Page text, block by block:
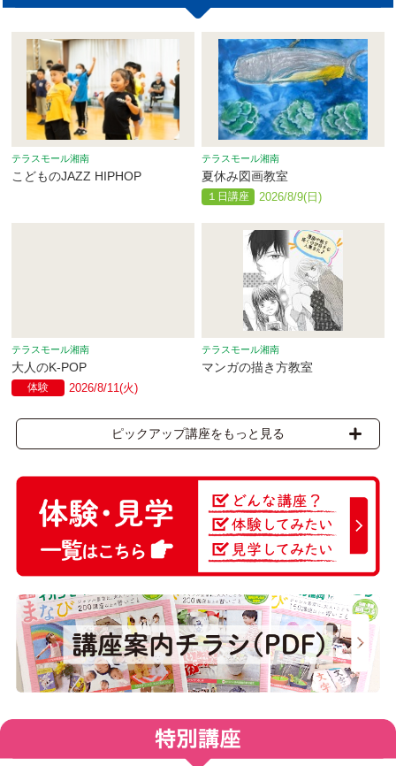
テラスモール湘南
こどものJAZZ HIPHOP
テラスモール湘南
夏休み図画教室
１日講座 2026/8/9(日)
テラスモール湘南
大人のK-POP
体験 2026/8/11(火)
テラスモール湘南
マンガの描き方教室
ピックアップ講座をもっと見る